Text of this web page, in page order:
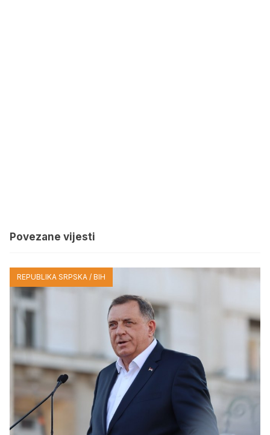
Povezane vijesti
REPUBLIKA SRPSKA / BIH